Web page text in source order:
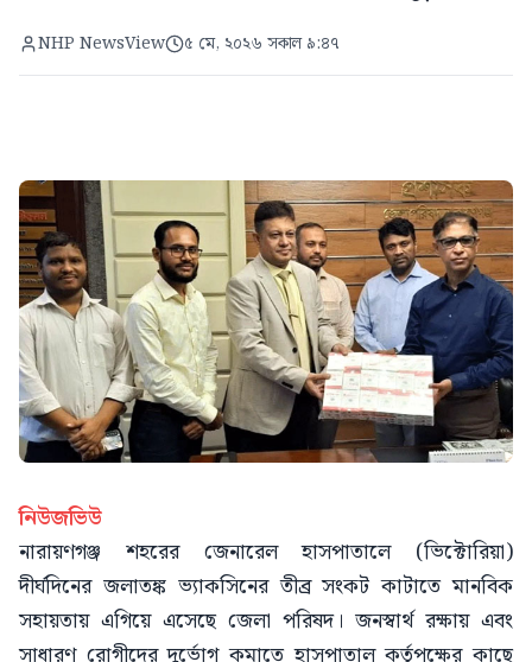
NHP NewsView ৫ মে, ২০২৬ সকাল ৯:৪৭
নিউজভিউ
নারায়ণগঞ্জ শহরের জেনারেল হাসপাতালে (ভিক্টোরিয়া)
দীর্ঘদিনের জলাতঙ্ক ভ্যাকসিনের তীব্র সংকট কাটাতে মানবিক
সহায়তায় এগিয়ে এসেছে জেলা পরিষদ। জনস্বার্থ রক্ষায় এবং